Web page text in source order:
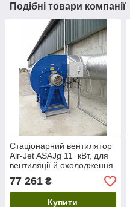
Подібні товари компанії
Стаціонарний вентилятор
Aiг-Jet ASAJg 11 кВт, для
вентиляції й охолодження
зерна
77 261 ₴
Купити